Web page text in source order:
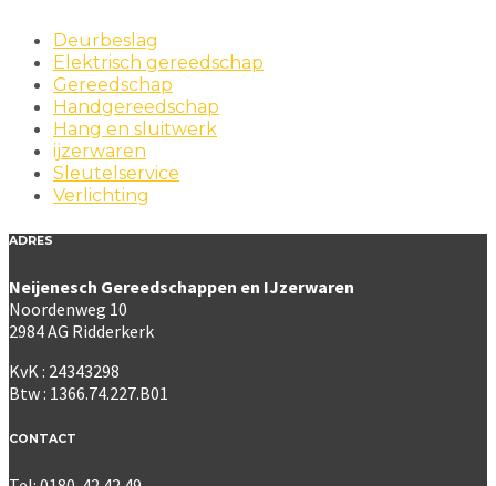
Deurbeslag
Elektrisch gereedschap
Gereedschap
Handgereedschap
Hang en sluitwerk
ijzerwaren
Sleutelservice
Verlichting
ADRES
Neijenesch Gereedschappen en IJzerwaren
Noordenweg 10
2984 AG Ridderkerk
KvK : 24343298
Btw : 1366.74.227.B01
CONTACT